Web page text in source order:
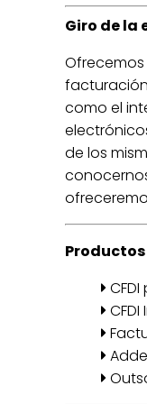
Giro de la
facturación
como el
de los